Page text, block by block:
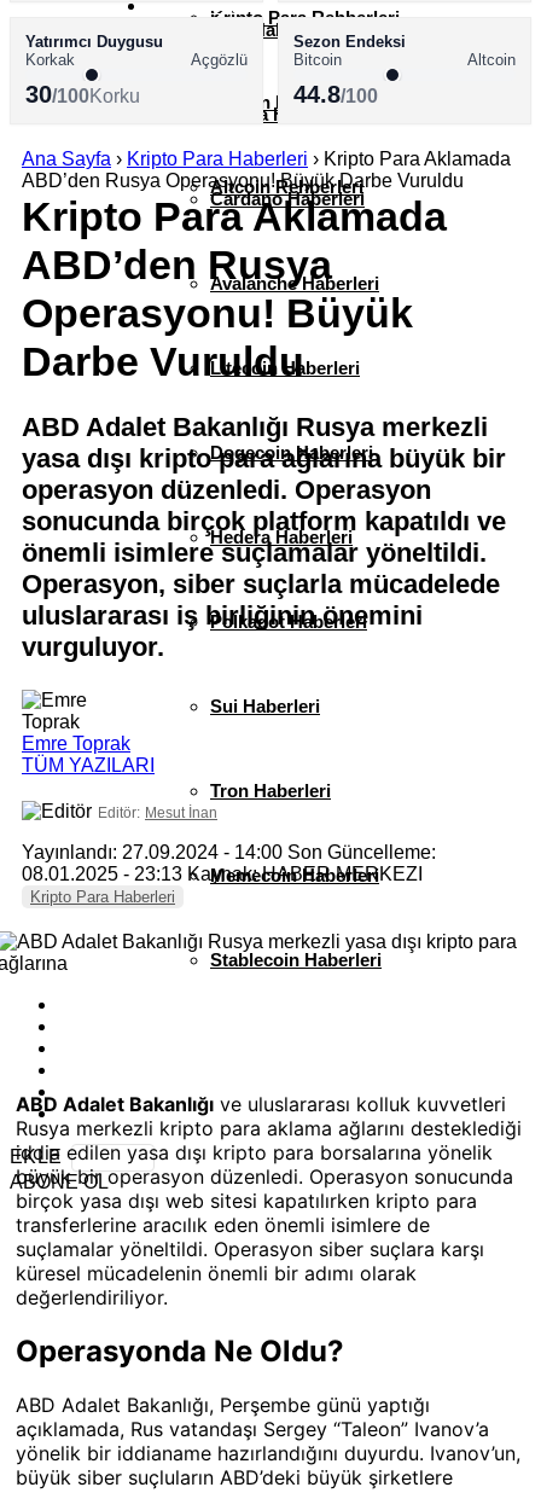
XRP Haberleri
Solana Haberleri
Cardano Haberleri
Avalanche Haberleri
Litecoin Haberleri
Dogecoin Haberleri
Hedera Haberleri
Polkadot Haberleri
Sui Haberleri
Tron Haberleri
Memecoin Haberleri
Stablecoin Haberleri
Kripto Para Rehberleri
Bitcoin Rehberleri
Altcoin Rehberleri
Yatırımcı Duygusu
Korkak
Açgözlü
30/100Korku
Sezon Endeksi
Bitcoin
Altcoin
44.8/100
Ana Sayfa › Kripto Para Haberleri › Kripto Para Aklamada
ABD’den Rusya Operasyonu! Büyük Darbe Vuruldu
Kripto Para Aklamada
ABD’den Rusya
Operasyonu! Büyük
Darbe Vuruldu
ABD Adalet Bakanlığı Rusya merkezli
yasa dışı kripto para ağlarına büyük bir
operasyon düzenledi. Operasyon
sonucunda birçok platform kapatıldı ve
önemli isimlere suçlamalar yöneltildi.
Operasyon, siber suçlarla mücadelede
uluslararası iş birliğinin önemini
vurguluyor.
Emre Toprak
TÜM YAZILARI
Editör: Mesut İnan
Yayınlandı: 27.09.2024 - 14:00 Son Güncelleme:
08.01.2025 - 23:13 Kaynak: HABER MERKEZI
Kripto Para Haberleri
EKLE
ABONE OL
ABD Adalet Bakanlığı ve uluslararası kolluk kuvvetleri
Rusya merkezli kripto para aklama ağlarını desteklediği
iddia edilen yasa dışı kripto para borsalarına yönelik
büyük bir operasyon düzenledi. Operasyon sonucunda
birçok yasa dışı web sitesi kapatılırken kripto para
transferlerine aracılık eden önemli isimlere de
suçlamalar yöneltildi. Operasyon siber suçlara karşı
küresel mücadelenin önemli bir adımı olarak
değerlendiriliyor.
Operasyonda Ne Oldu?
ABD Adalet Bakanlığı, Perşembe günü yaptığı
açıklamada, Rus vatandaşı Sergey “Taleon” Ivanov’a
yönelik bir iddianame hazırlandığını duyurdu. Ivanov’un,
büyük siber suçluların ABD’deki büyük şirketlere